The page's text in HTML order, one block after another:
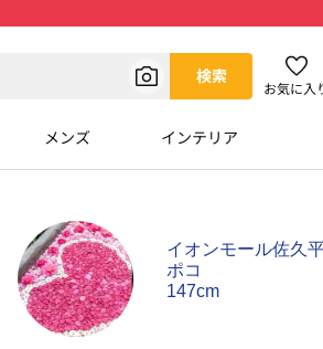
検索
お気に入
メンズ インテリア
イオンモール佐久
ポコ
147cm